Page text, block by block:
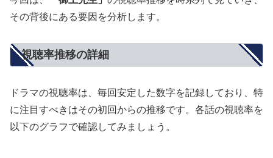
その背後にある要因を分析します。
視聴率推移の詳細
ドラマの視聴率は、毎回安定した数字を記録しており、特
に注目すべきはその初回からの推移です。各話の視聴率を
以下のグラフで確認してみましょう。